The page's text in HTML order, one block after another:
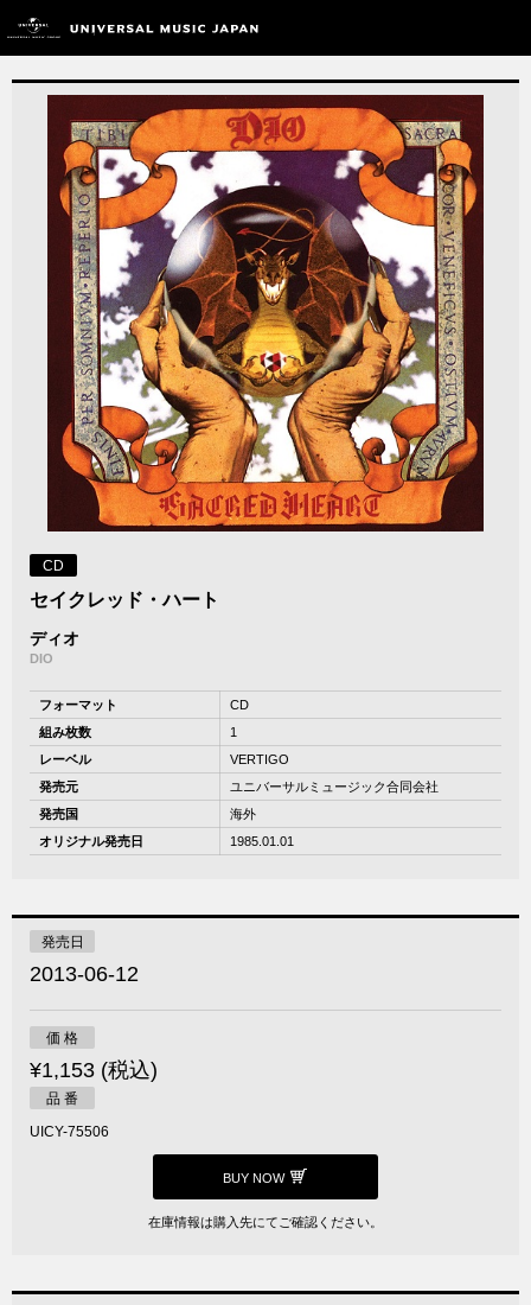
CD
セイクレッド・ハート
ディオ
DIO
フォーマット
CD
組み枚数
1
レーベル
VERTIGO
発売元
ユニバーサルミュージック合同会社
発売国
海外
オリジナル発売日
1985.01.01
発売日
2013-06-12
価 格
¥1,153 (税込)
品 番
UICY-75506
BUY NOW
在庫情報は購入先にてご確認ください。